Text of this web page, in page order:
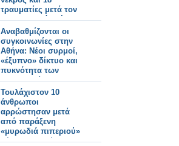
τραυματίες μετά τον
εκτροχιασμό τρένου.
Αναβαθμίζονται οι
συγκοινωνίες στην
Αθήνα: Νέοι συρμοί,
«έξυπνο» δίκτυο και
πυκνότητα των
δρομολογίων σε
μετρό και λεωφορεία.
Τουλάχιστον 10
άνθρωποι
αρρώστησαν μετά
από παράξενη
«μυρωδιά πιπεριού»
μέσα σε κινούμενο